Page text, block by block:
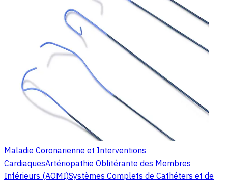
Maladie Coronarienne et Interventions
CardiaquesArtériopathie Oblitérante des Membres
Inférieurs (AOMI)Systèmes Complets de Cathéters et de